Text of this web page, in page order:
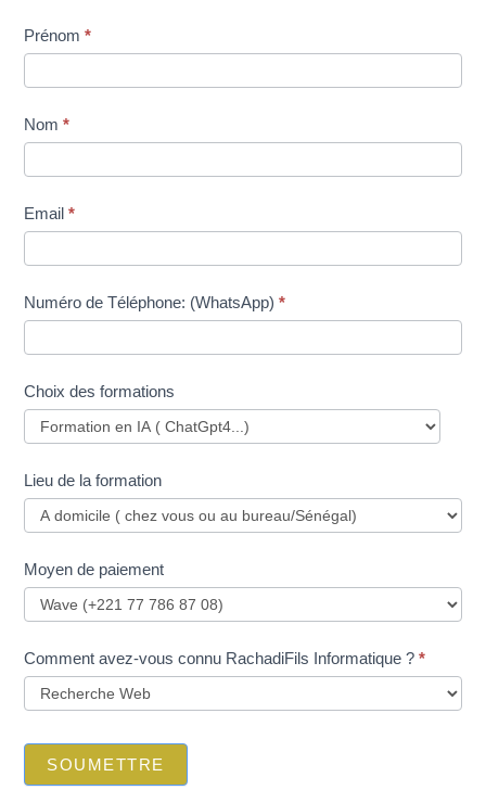
Inscription
dans
une
Prénom*
Nom*
Email*
Numéro de Téléphone: (WhatsApp)*
Choix des formations
Lieu de la formation
Moyen de paiement
Comment avez-vous connu RachadiFils Informatique ?*
SOUMETTRE